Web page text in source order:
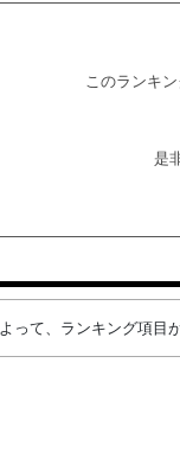
このランキ
是
って、ランキング項目